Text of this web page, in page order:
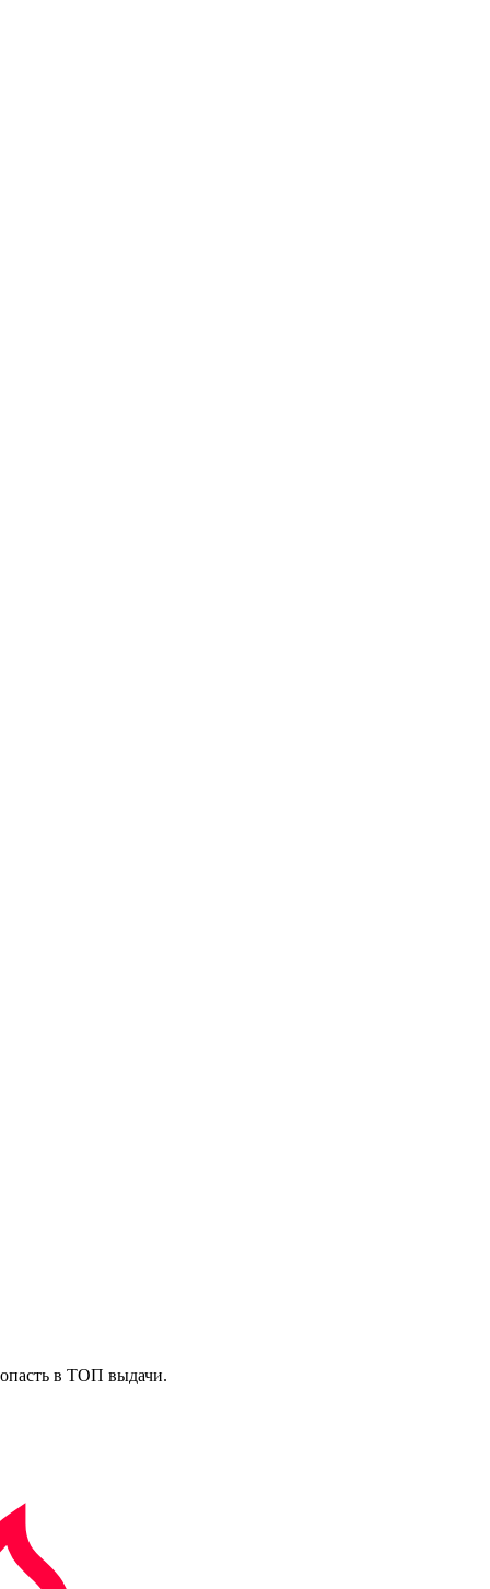
в ТОП выдачи.